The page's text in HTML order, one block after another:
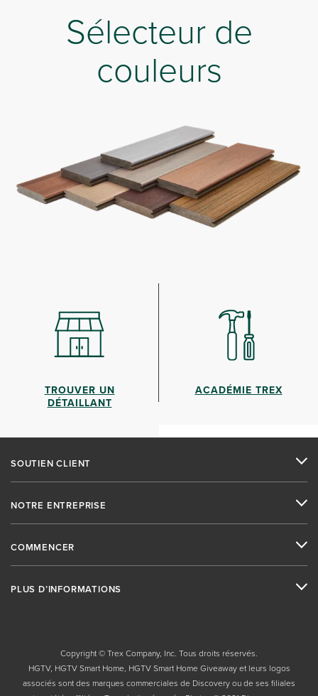
Sélecteur de
couleurs
TROUVER UN
DÉTAILLANT
ACADÉMIE TREX
SOUTIEN CLIENT
NOTRE ENTREPRISE
COMMENCER
PLUS D’INFORMATIONS
Copyright © Trex Company, Inc. Tous droits réservés.
HGTV, HGTV Smart Home, HGTV Smart Home Giveaway et leurs logos
associés sont des marques commerciales de Discovery ou de ses filiales